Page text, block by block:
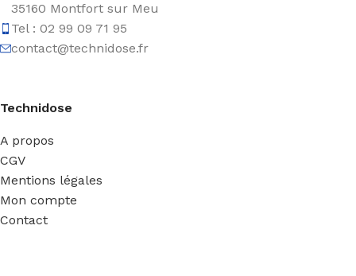
35160 Montfort sur Meu
Tel : 02 99 09 71 95
contact@technidose.fr
Technidose
A propos
CGV
Mentions légales
Mon compte
Contact